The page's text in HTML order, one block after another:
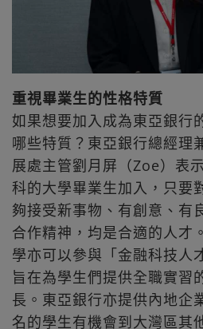
重視畢業生的性格特質
如果想要加入成為東亞銀行
哪些特質？東亞銀行總經理
展處主管劉月屏（Zoe）表
科的大學畢業生加入，只要
夠接受新事物、有創意、有
合作精神，均是合適的人才
學亦可以參與「金融科技人
旨在為學生們提供全職實習
長。東亞銀行亦提供內地企
名的學生有機會到大灣區其